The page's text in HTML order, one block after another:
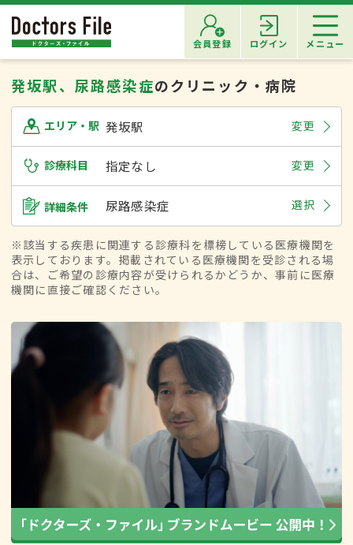
会員登録 ログイン メニュー
発坂駅、尿路感染症のクリニック・病院
エリア・駅 発坂駅 変更
診療科目 指定なし 変更
詳細条件 尿路感染症 選択
※該当する疾患に関連する診療科を標榜している医療機関を
表示しております。掲載されている医療機関を受診される場
合は、ご希望の診療内容が受けられるかどうか、事前に医療
機関に直接ご確認ください。